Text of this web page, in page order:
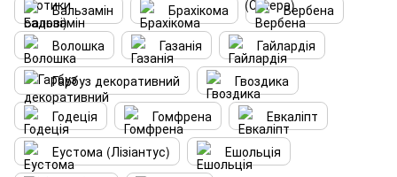
Бальзамін
Брахікома
Вербена
Волошка
Газанія
Гайлардія
Гарбуз декоративний
Гвоздика
Годеція
Гомфрена
Евкаліпт
Еустома (Лізіантус)
Ешольція